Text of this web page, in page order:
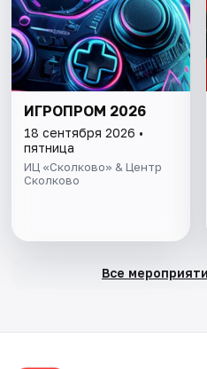
ИГРОПРОМ 2026
18 сентября 2026 •
пятница
ИЦ «Сколково» & Центр
Сколково
Все